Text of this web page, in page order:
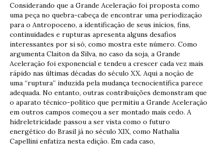
Considerando que a Grande Aceleração foi proposta como
uma peça no quebra-cabeça de encontrar uma periodização
para o Antropoceno, a identificação de seus inícios, fins,
continuidades e rupturas apresenta alguns desafios
interessantes por si só, como mostra este número. Como
argumenta Claiton da Silva, no caso da soja, a Grande
Aceleração foi exponencial e tendeu a crescer cada vez mais
rápido nas últimas décadas do século XX. Aqui a noção de
uma “ruptura” induzida pela mudança tecnocientífica parece
adequada. No entanto, outras contribuições demonstram que
o aparato técnico-político que permitiu a Grande Aceleração
em outros campos começou a ser montado mais cedo. A
hidreletricidade passou a ser vista como o futuro
energético do Brasil já no século XIX, como Nathalia
Capellini enfatiza nesta edição. Em cada caso,